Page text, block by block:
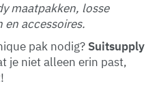
maatpakken, losse
accessoires.
pak nodig? Suitsupply
je niet alleen erin past,